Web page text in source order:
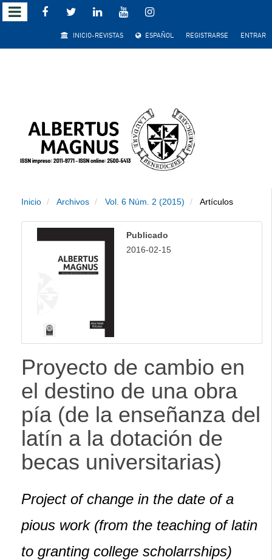
Salto
rápido
Navegación
principal
INICIO-REVISTAS ESPAÑOL REGISTRARSE ENTRAR
Inicio Archivos Vol. 6 Núm. 2 (2015) Artículos
Publicado
2016-02-15
Proyecto de cambio en
el destino de una obra
pía (de la enseñanza del
latín a la dotación de
becas universitarias)
Project of change in the date of a
pious work (from the teaching of latin
to granting college scholarrships)